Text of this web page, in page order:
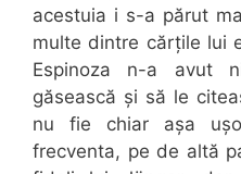
acestuia i s-a părut
multe dintre cărțile lui
Espinoza n-a avut
găsească și să le
nu fie chiar așa
frecventa, pe de altă